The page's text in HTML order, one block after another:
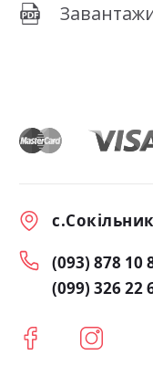
(093) 878 10
(099) 326 22